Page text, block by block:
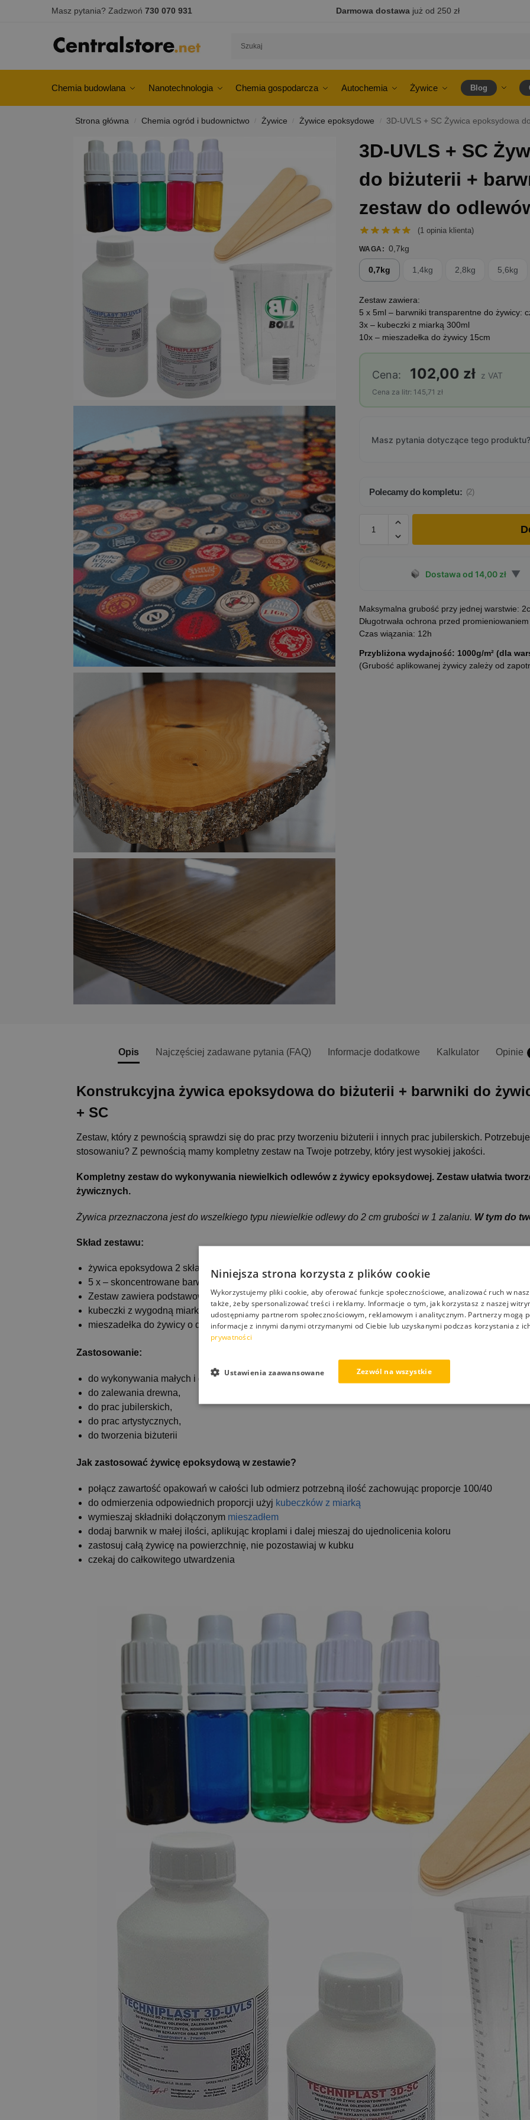
Masz pytania? Zadzwoń 730 070 931 Darmowa dostawajuż od 250 zł
Chemia budowlana Nanotechnologia Chemia gospodarcza Autochemia Żywice Blog
Strona główna / Chemia ogród i budownictwo / Żywice / Żywice epoksydowe / 3D-UVLS + SC Żywica epoksydowa do
3D-UVLS + SC
do biżuterii +
zestaw do
(1 opinia klienta)
WAGA : 0,7kg
0,7kg 1,4kg 2,8kg 5,6kg
Zestaw zawiera:
5 x 5ml – barwniki transparentne do żywicy:
3x – kubeczki z miarką 300ml
10x – mieszadełka do żywicy 15cm
Cena: 102,00 zł z VAT
Cena za litr: 145,71 zł
Masz pytania dotyczące tego
Polecamy do kompletu: (2)
Dostawa od 14,00 zł ▼
Maksymalna grubość przy jednej warstwie:
Długotrwała ochrona przed
Czas wiązania: 12h
Przybliżona wydajność: 1000g/m² (dla
(Grubość aplikowanej żywicy zależy od
Opis Najczęściej zadawane pytania (FAQ) Informacje dodatkowe Kalkulator Opinie
Konstrukcyjna żywica epoksydowado biżuterii + barwniki do
+ SC
Zestaw, który z pewnością sprawdzi się do prac przy tworzeniu biżuterii i innych prac jubilerskich.
stosowaniu? Z pewnością mamy kompletny zestaw na Twoje potrzeby, który jest wysokiej jakości.
Kompletny zestaw do wykonywania niewielkich odlewów z żywicy epoksydowej. Zestaw ułatwia
żywicznych.
Żywica przeznaczona jest do wszelkiego typu niewielkie odlewy do 2 cm grubości w 1 zalaniu. W tym do
Skład zestawu:
żywica epoksydowa 2 składnikowa
5 x – skoncentrowane barwniki transparentne do żywicy: czarny, niebieski, zielony, czerwony, żółty.
Zestaw zawiera podstawowe kolory, z których x powodzeniem można uzyskać całą paletę pozostałych
kubeczki z wygodną miarką do 300 ml
mieszadełka do żywicy o długości 15 cm
Zastosowanie:
do wykonywania małych i dużych odlewów,
do zalewania drewna,
do prac jubilerskich,
do prac artystycznych,
do tworzenia biżuterii
Jak zastosować żywicę epoksydową w zestawie?
połącz zawartość opakowań w całości lub odmierz potrzebną ilość zachowując proporcje 100/40
do odmierzenia odpowiednich proporcji użyj kubeczków z miarką
wymieszaj składniki dołączonym mieszadłem
dodaj barwnik w małej ilości, aplikując kroplami i dalej mieszaj do ujednolicenia koloru
zastosuj całą żywicę na powierzchnię, nie pozostawiaj w kubku
czekaj do całkowitego utwardzenia
Niniejsza strona korzysta z plików cookie
Wykorzystujemy pliki cookie, aby oferować funkcje społecznościowe, analizować ruch w
także, żeby spersonalizować treści i reklamy. Informacje o tym, jak korzystasz z naszej
udostępniamy partnerom społecznościowym, reklamowym i analitycznym. Partnerzy mogą
informacje z innymi danymi otrzymanymi od Ciebie lub uzyskanymi podczas korzystania z
prywatności
Zezwól na wszystkie
Ustawienia zaawansowane